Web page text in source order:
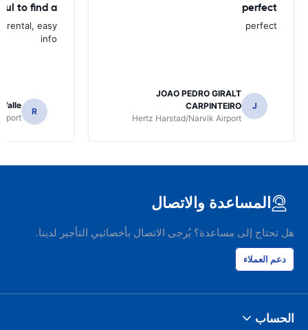
perfect
perfect
J
JOAO PEDRO GIRALT
CARPINTEIRO
Hertz Harstad/Narvik Airport
to find a
rental, easy
info
R
المساعدة والاتصال
هل تحتاج إلى مساعدة؟ يُرجى الاتصال بأخصائيي التأجير لدينا.
دعم العملاء
الحساب